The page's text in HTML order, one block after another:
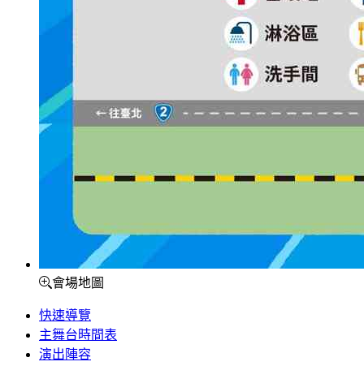
會場地圖
快速導覽
主舞台時間表
演出陣容